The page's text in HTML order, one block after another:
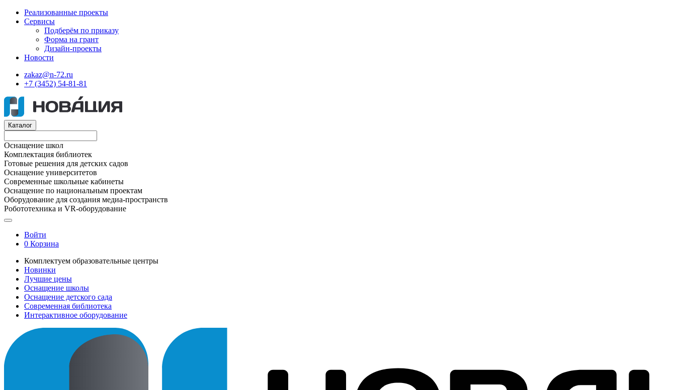
Реализованные проекты
Сервисы
Подберём по приказу
Форма на грант
Дизайн-проекты
Новости
zakaz@n-72.ru
+7 (3452) 54-81-81
Каталог
Оснащение школ
Комплектация библиотек
Готовые решения для детских садов
Оснащение университетов
Современные школьные кабинеты
Оснащение по национальным проектам
Оборудование для создания медиа-пространств
Робототехника и VR-оборудование
Войти
0 Корзина
Комплектуем образовательные центры
Новинки
Лучшие цены
Оснащение школы
Оснащение детского сада
Современная библиотека
Интерактивное оборудование